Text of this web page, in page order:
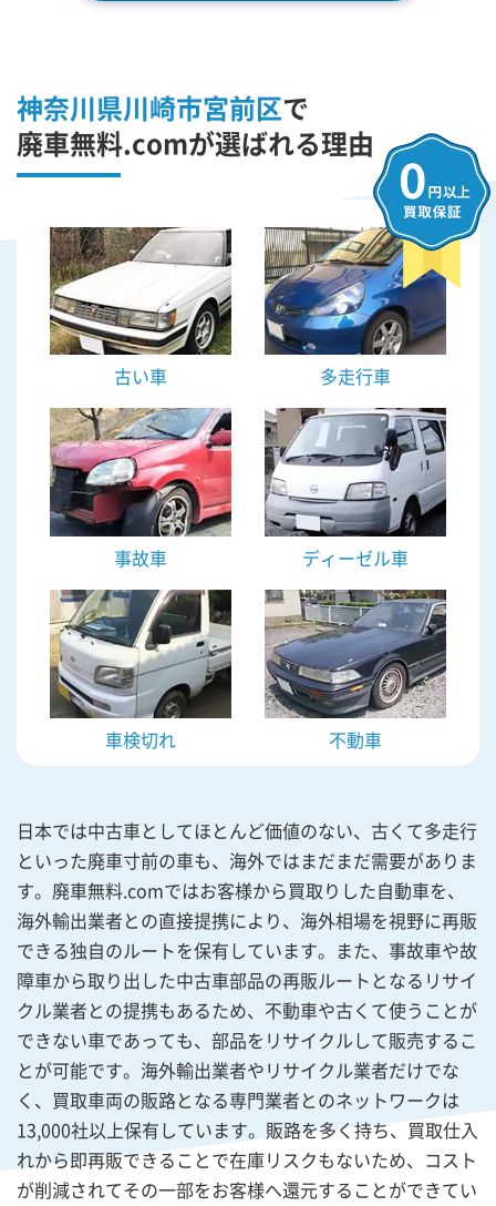
神奈川県川崎市宮前区で
廃車無料.comが選ばれる理由
古い車 多走行車
事故車 ディーゼル車
車検切れ 不動車
日本では中古車としてほとんど価値のない、古くて多走行
といった廃車寸前の車も、海外ではまだまだ需要がありま
す。廃車無料.comではお客様から買取りした自動車を、
海外輸出業者との直接提携により、海外相場を視野に再販
できる独自のルートを保有しています。また、事故車や故
障車から取り出した中古車部品の再販ルートとなるリサイ
クル業者との提携もあるため、不動車や古くて使うことが
できない車であっても、部品をリサイクルして販売するこ
とが可能です。海外輸出業者やリサイクル業者だけでな
く、買取車両の販路となる専門業者とのネットワークは
13,000社以上保有しています。販路を多く持ち、買取仕入
れから即再販できることで在庫リスクもないため、コスト
が削減されてその一部をお客様へ還元することができてい